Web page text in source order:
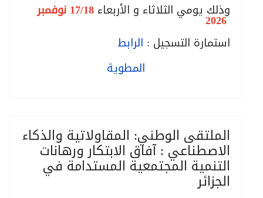
وذلك يومي الثلاثاء و الأربعاء
2026
استمارة التسجيل : الرابط
المطوية
الملتقى الوطني: المقاولاتية والذكاء
الاصطناعي : آفاق الابتكار ورهانات
التنمية المجتمعية المستدامة في
الجزائر